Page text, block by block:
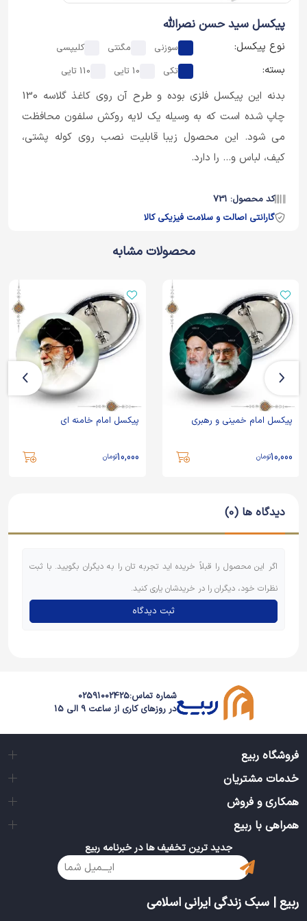
پیکسل سید حسن نصرالله
نوع پیکسل: سوزنی مگنتی کلیپسی
بسته: تکی 10 تایی 110 تایی
بدنه این پیکسل فلزی بوده و طرح آن روی کاغذ گلاسه 130
چاپ شده است که به وسیله یک لایه روکش سلفون محافظت
می شود. این محصول زیبا قابلیت نصب روی کوله پشتی،
کیف، لباس و... را دارد.
کد محصول: 731
گارانتی اصالت و سلامت فیزیکی کالا
محصولات مشابه
پیکسل امام خمینی و رهبری
10,000تومان
پیکسل امام خامنه ای
10,000تومان
دیدگاه ها (0)
اگر این محصول را قبلاً خریده اید تجربه تان را به دیگران بگویید. با ثبت
نظرات خود، دیگران را در خریدشان یاری کنید.
ثبت دیدگاه
شماره تماس:02591002425
در روزهای کاری از ساعت 9 الی 15
فروشگاه ربیع
خدمات مشتریان
همکاری و فروش
همراهی با ربیع
جدید ترین تخفیف ها در خبرنامه ربیع
ربیع | سبک زندگی ایرانی اسلامی